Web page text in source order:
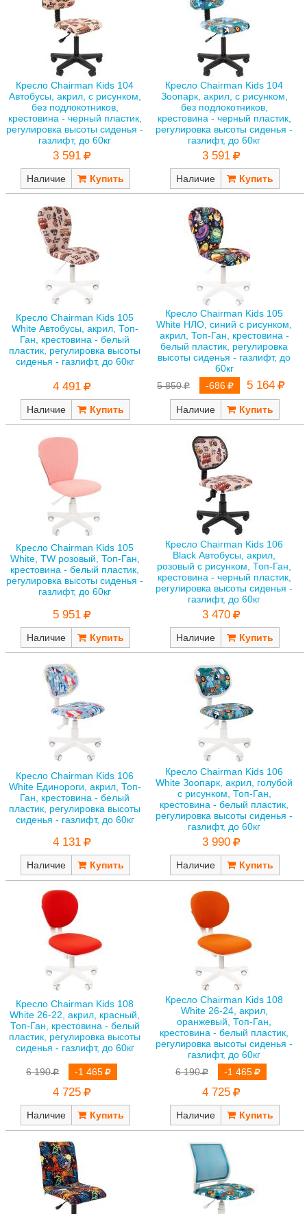
Кресло Chairman Kids 104
Автобусы, акрил, с рисунком,
без подлокотников,
крестовина - черный пластик,
регулировка высоты сиденья -
газлифт, до 60кг
3 591
Наличие
Кресло Chairman Kids 104
Зоопарк, акрил, с рисунком,
без подлокотников,
крестовина - черный пластик,
регулировка высоты сиденья -
газлифт, до 60кг
3 591
Наличие
Кресло Chairman Kids 105
White Автобусы, акрил, Топ-
Ган, крестовина - белый
пластик, регулировка высоты
сиденья - газлифт, до 60кг
4 491
Наличие
Кресло Chairman Kids 105
White НЛО, синий с рисунком,
акрил, Топ-Ган, крестовина -
белый пластик, регулировка
высоты сиденья - газлифт, до
60кг
5 850
-686 5 164
Наличие
Кресло Chairman Kids 105
White, TW розовый, Топ-Ган,
крестовина - белый пластик,
регулировка высоты сиденья -
газлифт, до 60кг
5 951
Наличие
Кресло Chairman Kids 106
Black Автобусы, акрил,
розовый с рисунком, Топ-Ган,
крестовина - черный пластик,
регулировка высоты сиденья -
газлифт, до 60кг
3 470
Наличие
Кресло Chairman Kids 106
White Единороги, акрил, Топ-
Ган, крестовина - белый
пластик, регулировка высоты
сиденья - газлифт, до 60кг
4 131
Наличие
Кресло Chairman Kids 106
White Зоопарк, акрил, голубой
с рисунком, Топ-Ган,
крестовина - белый пластик,
регулировка высоты сиденья -
газлифт, до 60кг
3 990
Наличие
Кресло Chairman Kids 108
White 26-22, акрил, красный,
Топ-Ган, крестовина - белый
пластик, регулировка высоты
сиденья - газлифт, до 60кг
6 190 -1 465
4 725
Наличие
Кресло Chairman Kids 108
White 26-24, акрил,
оранжевый, Топ-Ган,
крестовина - белый пластик,
регулировка высоты сиденья -
газлифт, до 60кг
6 190
-1 465
4 725
Наличие